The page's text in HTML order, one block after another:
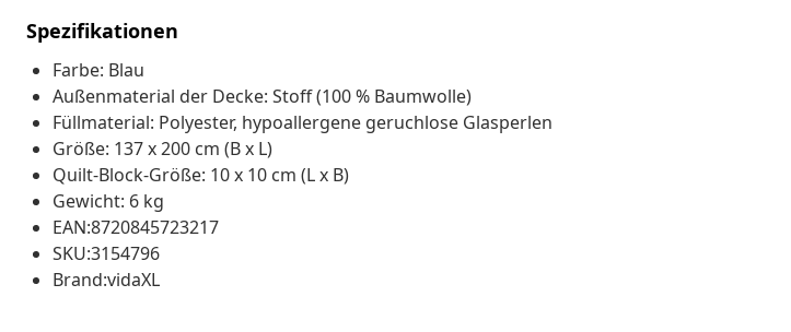
Spezifikationen
Farbe: Blau
Außenmaterial der Decke: Stoff (100 % Baumwolle)
Füllmaterial: Polyester, hypoallergene geruchlose Glasperlen
Größe: 137 x 200 cm (B x L)
Quilt-Block-Größe: 10 x 10 cm (L x B)
Gewicht: 6 kg
EAN:8720845723217
SKU:3154796
Brand:vidaXL